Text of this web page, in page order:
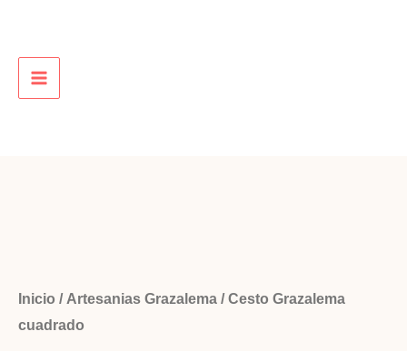
contenido
MAIN
Inicio / Artesanias Grazalema / Cesto Grazalema
cuadrado